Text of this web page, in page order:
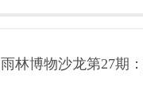
雨林博物沙龙第27期